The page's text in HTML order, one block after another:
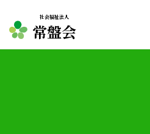
社会福祉法人
常盤会